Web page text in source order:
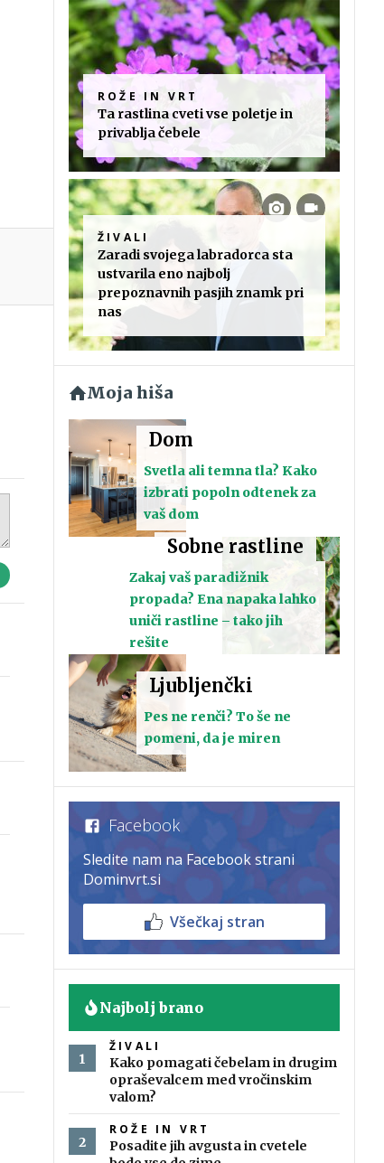
ROŽE IN VRT
Ta rastlina cveti vse poletje in
privablja čebele
ŽIVALI
Zaradi svojega labradorca sta
ustvarila eno najbolj
prepoznavnih pasjih znamk pri
nas
Moja hiša
Dom
Svetla ali temna tla? Kako
izbrati popoln odtenek za
vaš dom
Sobne rastline
Zakaj vaš paradižnik
propada? Ena napaka lahko
uniči rastline – tako jih
rešite
Ljubljenčki
Pes ne renči? To še ne
pomeni, da je miren
Facebook
Sledite nam na Facebook strani
Dominvrt.si
Všečkaj stran
Najbolj brano
ŽIVALI
Kako pomagati čebelam in drugim
opraševalcem med vročinskim
valom?
ROŽE IN VRT
Posadite jih avgusta in cvetele